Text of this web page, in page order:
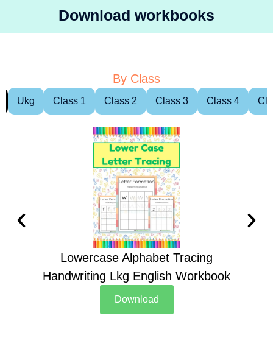
Download workbooks
By Class
Ukg Class 1 Class 2 Class 3 Class 4
Lowercase Alphabet Tracing
Handwriting Lkg English Workbook
Download